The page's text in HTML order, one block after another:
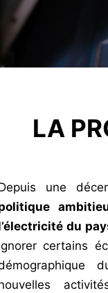
LA
une
du
certains